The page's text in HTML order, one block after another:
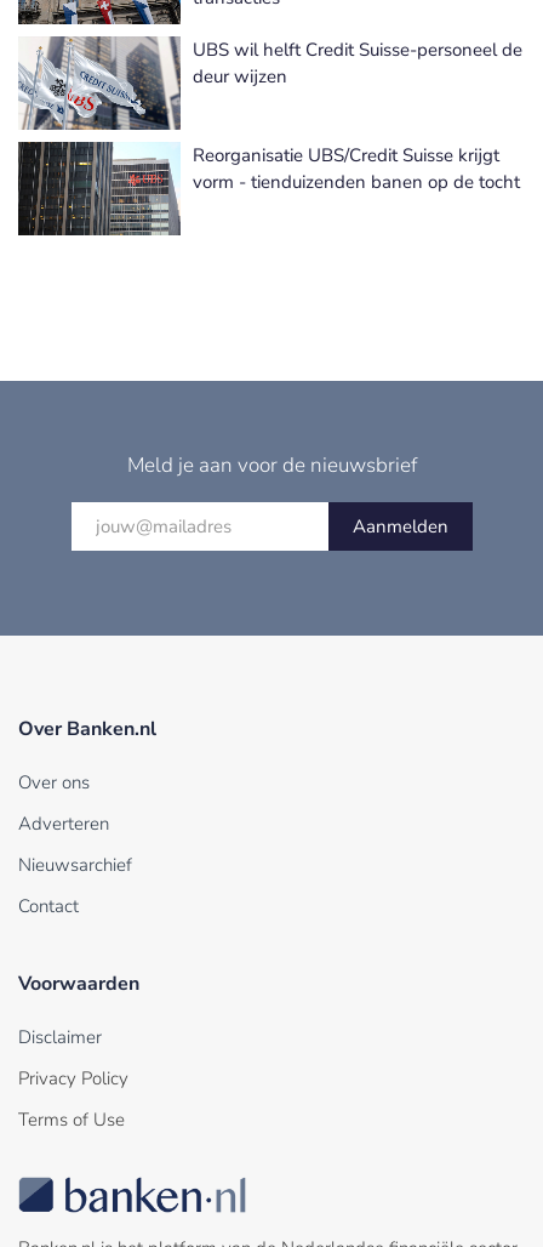
UBS wil helft Credit Suisse-personeel de
deur wijzen
Reorganisatie UBS/Credit Suisse krijgt
vorm - tienduizenden banen op de tocht
Meld je aan voor de nieuwsbrief
Aanmelden
Over Banken.nl
Over ons
Adverteren
Nieuwsarchief
Contact
Voorwaarden
Disclaimer
Privacy Policy
Terms of Use